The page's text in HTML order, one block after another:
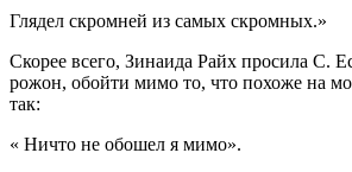
Глядел скромней из самых скромных.»
Скорее всего, Зинаида Райх просила С.
рожон, обойти мимо то, что похоже на
так:
« Ничто не обошел я мимо».